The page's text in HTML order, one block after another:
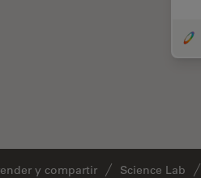
y compartir Science Lab